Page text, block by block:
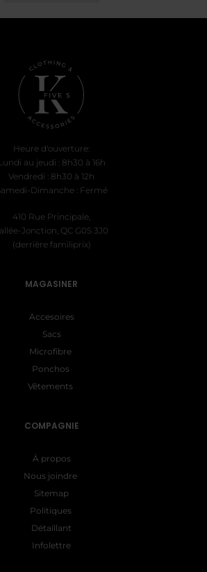
Heure d'ouverture:
au jeudi : 8h30 à 16h
Vendredi : 8h30 à 12h
Dimanche : Fermé
410 Rue Principale,
Jonction, QC G0S 3J0
(derrière familiprix)
MAGASINER
Accesoires
Sacs
Microfibre
Ponchos
Vêtements
COMPAGNIE
À propos
Nous joindre
Sitemap
Politiques
Détaillant
Infolettre